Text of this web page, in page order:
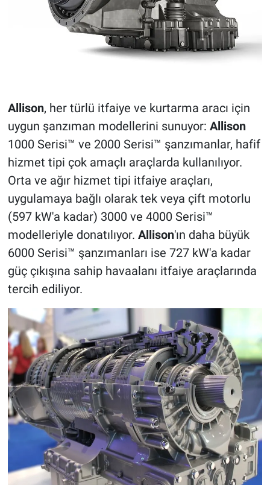
Allison, her türlü itfaiye ve kurtarma aracı için
uygun şanzıman modellerini sunuyor: Allison
1000 Serisi™ ve 2000 Serisi™ şanzımanlar, hafif
hizmet tipi çok amaçlı araçlarda kullanılıyor.
Orta ve ağır hizmet tipi itfaiye araçları,
uygulamaya bağlı olarak tek veya çift motorlu
(597 kW'a kadar) 3000 ve 4000 Serisi™
modelleriyle donatılıyor. Allison'ın daha büyük
6000 Serisi™ şanzımanları ise 727 kW'a kadar
güç çıkışına sahip havaalanı itfaiye araçlarında
tercih ediliyor.